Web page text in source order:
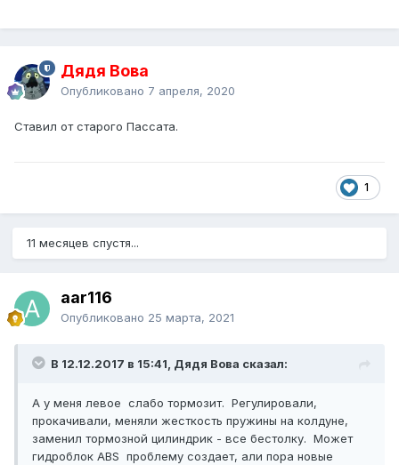
Дядя Вова
Опубликовано 7 апреля, 2020
Ставил от старого Пассата.
1
11 месяцев спустя...
aar116
Опубликовано 25 марта, 2021
В 12.12.2017 в 15:41, Дядя Вова сказал:
А у меня левое слабо тормозит. Регулировали,
прокачивали, меняли жесткость пружины на колдуне,
заменил тормозной цилиндрик - все бестолку. Может
гидроблок АВS проблему создает, али пора новые